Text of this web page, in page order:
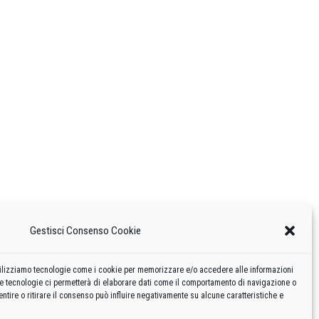
Gestisci Consenso Cookie
tecnologie come i cookie per memorizzare e/o accedere alle informazioni
tecnologie ci permetterà di elaborare dati come il comportamento di navigazione o
o ritirare il consenso può influire negativamente su alcune caratteristiche e